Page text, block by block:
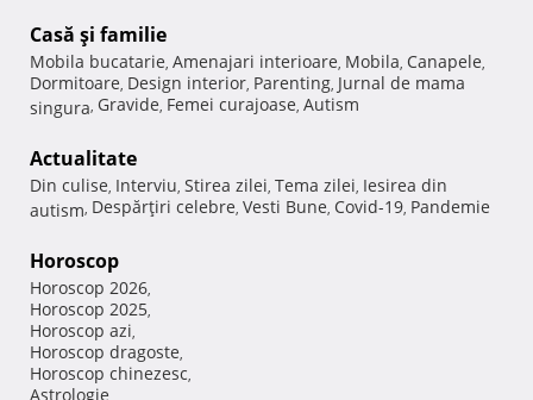
Casă şi familie
Mobila bucatarie, Amenajari interioare, Mobila, Canapele,
Dormitoare, Design interior, Parenting, Jurnal de mama
singura, Gravide, Femei curajoase, Autism
Actualitate
Din culise, Interviu, Stirea zilei, Tema zilei, Iesirea din
autism, Despărţiri celebre, Vesti Bune, Covid-19, Pandemie
Horoscop
Horoscop 2026,
Horoscop 2025,
Horoscop azi,
Horoscop dragoste,
Horoscop chinezesc,
Astrologie